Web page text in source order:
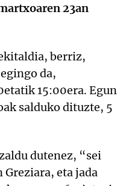
23an
berriz,
da,
15:00era. Egun
salduko dituzte, 5
dutenez, “sei
eta jada